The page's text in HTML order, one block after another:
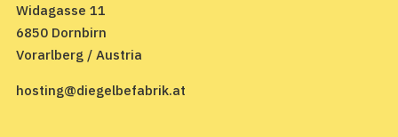
Widagasse 11
6850 Dornbirn
Vorarlberg / Austria
hosting@diegelbefabrik.at